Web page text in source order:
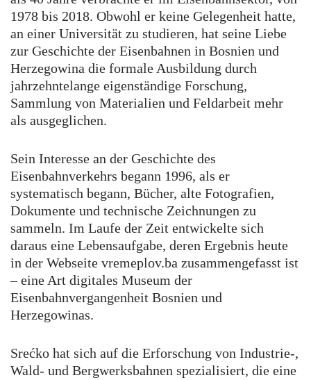
1978 bis 2018. Obwohl er keine Gelegenheit hatte,
an einer Universität zu studieren, hat seine Liebe
zur Geschichte der Eisenbahnen in Bosnien und
Herzegowina die formale Ausbildung durch
jahrzehntelange eigenständige Forschung,
Sammlung von Materialien und Feldarbeit mehr
als ausgeglichen.
Sein Interesse an der Geschichte des
Eisenbahnverkehrs begann 1996, als er
systematisch begann, Bücher, alte Fotografien,
Dokumente und technische Zeichnungen zu
sammeln. Im Laufe der Zeit entwickelte sich
daraus eine Lebensaufgabe, deren Ergebnis heute
in der Webseite vremeplov.ba zusammengefasst ist
– eine Art digitales Museum der
Eisenbahnvergangenheit Bosnien und
Herzegowinas.
Srećko hat sich auf die Erforschung von Industrie-,
Wald- und Bergwerksbahnen spezialisiert, die eine